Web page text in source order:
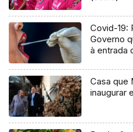
Covid-19:
Governo
à entrada
Casa que
inaugurar